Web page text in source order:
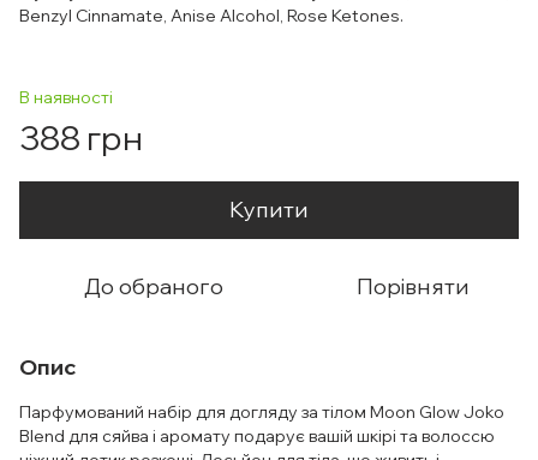
Benzyl Cinnamate, Anise Alcohol, Rose Ketones.
В наявності
388 грн
Купити
До обраного Порівняти
Опис
Парфумований набір для догляду за тілом Moon Glow Joko
Blend для сяйва і аромату подарує вашій шкірі та волоссю